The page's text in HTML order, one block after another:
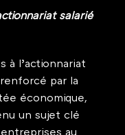
salarié
à l’actionnariat
par la
économique,
un sujet clé
au